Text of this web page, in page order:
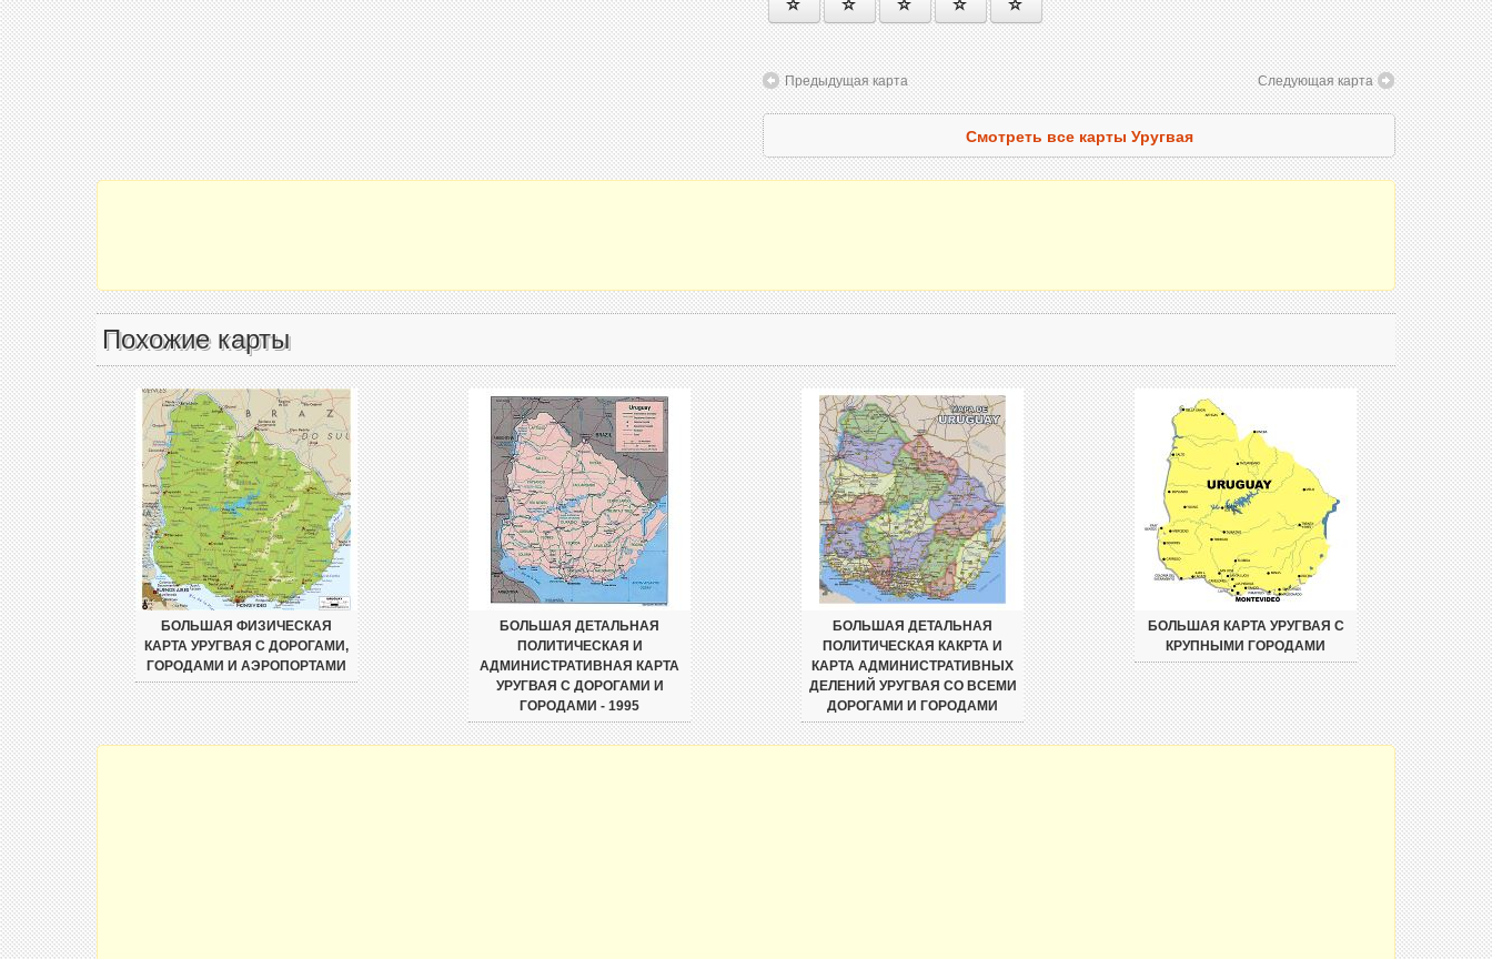
Предыдущая карта Следующая карта
Смотреть все карты Уругвая
Похожие карты
БОЛЬШАЯ ФИЗИЧЕСКАЯ
КАРТА УРУГВАЯ С ДОРОГАМИ,
ГОРОДАМИ И АЭРОПОРТАМИ
БОЛЬШАЯ ДЕТАЛЬНАЯ
ПОЛИТИЧЕСКАЯ И
АДМИНИСТРАТИВНАЯ КАРТА
УРУГВАЯ С ДОРОГАМИ И
ГОРОДАМИ - 1995
БОЛЬШАЯ ДЕТАЛЬНАЯ
ПОЛИТИЧЕСКАЯ КАКРТА И
КАРТА АДМИНИСТРАТИВНЫХ
ДЕЛЕНИЙ УРУГВАЯ СО ВСЕМИ
ДОРОГАМИ И ГОРОДАМИ
БОЛЬШАЯ КАРТА УРУГВАЯ С
КРУПНЫМИ ГОРОДАМИ